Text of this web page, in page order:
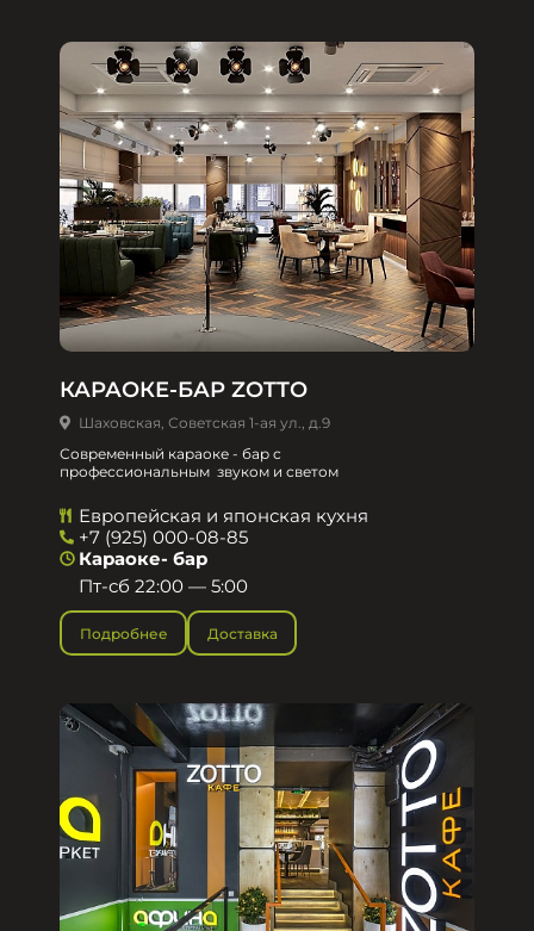
КАРАОКЕ-БАР ZOTTO
Шаховская, Советская 1-ая ул., д.9
Современный караоке - бар с
профессиональным звуком и светом
Европейская и японская кухня
+7 (925) 000-08-85
Караоке- бар
Пт-сб 22:00 — 5:00
Подробнее Доставка